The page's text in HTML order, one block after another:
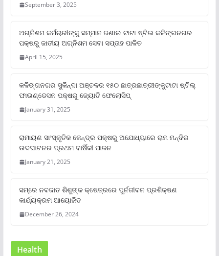
September 3, 2025
ଅଗ୍ନିଶମ କର୍ମଚାରୀଙ୍କୁ ସମ୍ମାନ ଜଣାଇ ଟାଟା ଷ୍ଟିଲ କଳିଙ୍ଗନଗର
ପକ୍ଷରୁ ଜାତୀୟ ଅଗ୍ନିଶମ ସେବା ସପ୍ତାହ ପାଳିତ
April 15, 2025
କଳିଙ୍ଗନଗର ସୁକିନ୍ଦା ଅଞ୍ଚଳର ୧୫୦ ଛାତ୍ରଛାତ୍ରୀଙ୍କୁଟାଟା ଷ୍ଟିଲ୍
ଫାଉଣ୍ଡେସନ ପକ୍ଷରୁ ଜ୍ୟୋତି ଫେଲୋସିପ୍‌
January 31, 2025
ରାମାୟଣ ସାଂସ୍କୃତିକ କେନ୍ଦ୍ର ପକ୍ଷରୁ ଅଯୋଧ୍ୟାରେ ରାମ ମନ୍ଦିର
ଉଦଘାଟନର ପ୍ରଥମ ବାର୍ଷିକୀ ପାଳନ
January 21, 2025
ସମ୍‌ରେ ନବଜାତ ଶିଶୁଙ୍କ କ୍ଷେତ୍ରରେ ପୁର୍ନଜୀବନ ପ୍ରଶିକ୍ଷଣ
କାର୍ଯ୍ୟକ୍ରମ ଆୟୋଜିତ
December 26, 2024
Health